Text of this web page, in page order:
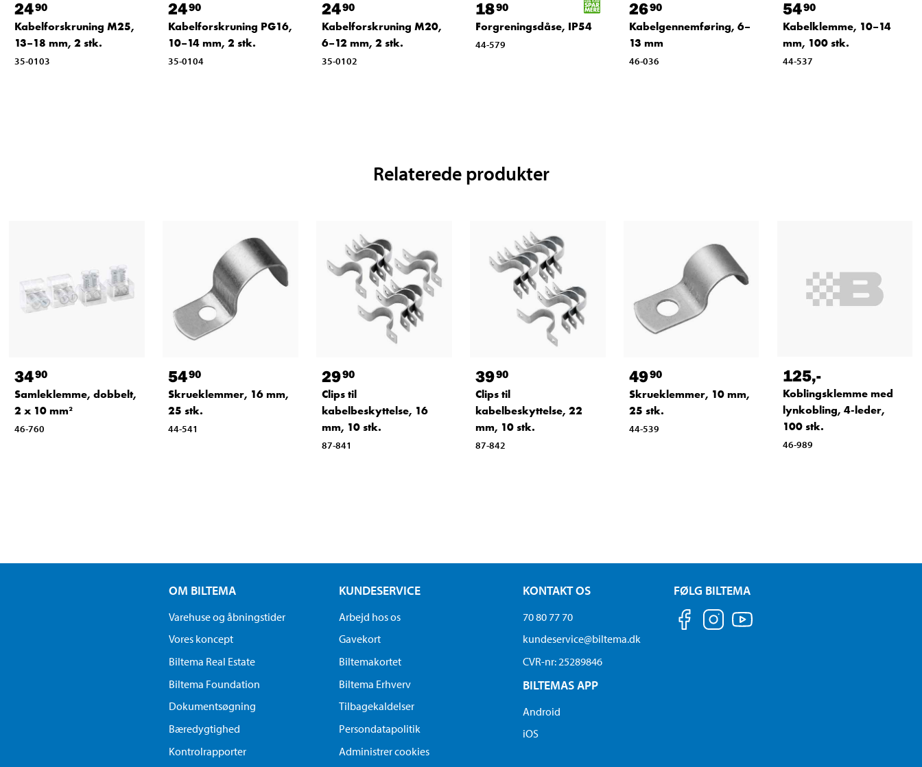
2490
Kabelforskruning M25,
13–18 mm, 2 stk.
35-0103
2490
Kabelforskruning PG16,
10–14 mm, 2 stk.
35-0104
2490
Kabelforskruning M20,
6–12 mm, 2 stk.
35-0102
1890
Forgreningsdåse, IP54
44-579
2690
Kabelgennemføring, 6–
13 mm
46-036
5490
Kabelklemme, 10–14
mm, 100 stk.
44-537
Relaterede produkter
3490
Samleklemme, dobbelt,
2 x 10 mm²
46-760
5490
Skrueklemmer, 16 mm,
25 stk.
44-541
2990
Clips til
kabelbeskyttelse, 16
mm, 10 stk.
87-841
3990
Clips til
kabelbeskyttelse, 22
mm, 10 stk.
87-842
4990
Skrueklemmer, 10 mm,
25 stk.
44-539
125,-
Koblingsklemme med
lynkobling, 4-leder,
100 stk.
46-989
OM BILTEMA
Varehuse og åbningstider
Vores koncept
Biltema Real Estate
Biltema Foundation
Dokumentsøgning
Bæredygtighed
Kontrolrapporter
KUNDESERVICE
Arbejd hos os
Gavekort
Biltemakortet
Biltema Erhverv
Tilbagekaldelser
Persondatapolitik
Administrer cookies
KONTAKT OS
70 80 77 70
kundeservice@biltema.dk
CVR-nr: 25289846
BILTEMAS APP
Android
iOS
FØLG BILTEMA